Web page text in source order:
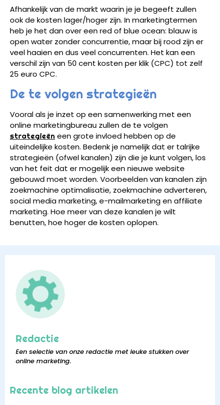
Afhankelijk van de markt waarin je je begeeft zullen
ook de kosten lager/hoger zijn. In marketingtermen
heb je het dan over een red of blue ocean: blauw is
open water zonder concurrentie, maar bij rood zijn er
veel haaien en dus veel concurrenten. Het kan een
verschil zijn van 50 cent kosten per klik (CPC) tot zelf
25 euro CPC.
De te volgen strategieën
Vooral als je inzet op een samenwerking met een
online marketingbureau zullen de te volgen
strategieën een grote invloed hebben op de
uiteindelijke kosten. Bedenk je namelijk dat er talrijke
strategieën (ofwel kanalen) zijn die je kunt volgen, los
van het feit dat er mogelijk een nieuwe website
gebouwd moet worden. Voorbeelden van kanalen zijn
zoekmachine optimalisatie, zoekmachine adverteren,
social media marketing, e-mailmarketing en affiliate
marketing. Hoe meer van deze kanalen je wilt
benutten, hoe hoger de kosten oplopen.
Redactie
Een selectie van onze redactie met leuke stukken over
online marketing.
Recente blog artikelen